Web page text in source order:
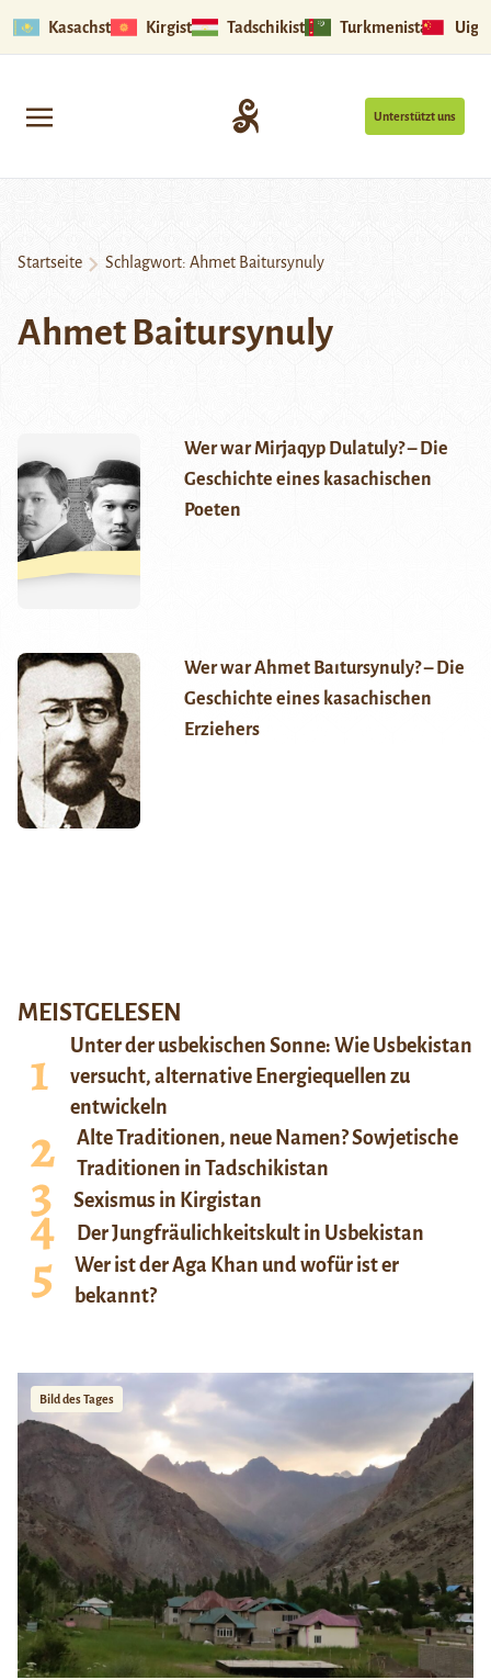
Kasachstan Kirgistan Tadschikistan Turkmenistan
Unterstützt uns
Startseite Schlagwort: Ahmet Baitursynuly
Ahmet Baitursynuly
Wer war Mirjaqyp Dulatuly? – Die
Geschichte eines kasachischen
Poeten
Wer war Ahmet Baıtursynuly? – Die
Geschichte eines kasachischen
Erziehers
MEISTGELESEN
Unter der usbekischen Sonne: Wie Usbekistan
versucht, alternative Energiequellen zu
entwickeln
Alte Traditionen, neue Namen? Sowjetische
Traditionen in Tadschikistan
Sexismus in Kirgistan
Der Jungfräulichkeitskult in Usbekistan
Wer ist der Aga Khan und wofür ist er
bekannt?
Bild des Tages